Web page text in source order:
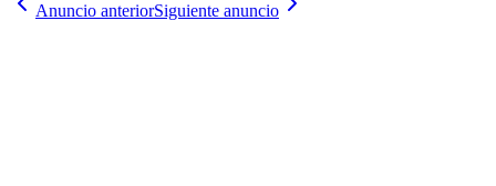
Anuncio anteriorSiguiente anuncio